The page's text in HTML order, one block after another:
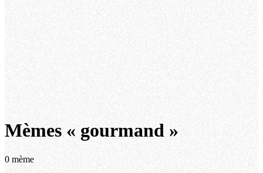
Mèmes « gourmand »
0 mème